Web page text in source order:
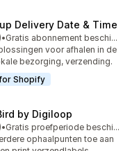
Delivery Date & Time
in totaal
•
Gratis abonnement beschikbaar
voor afhalen in de
bezorging, verzending.
Shopify
by Digiloop
in totaal
•
Gratis proefperiode beschikbaar
ophaalpunten toe aan